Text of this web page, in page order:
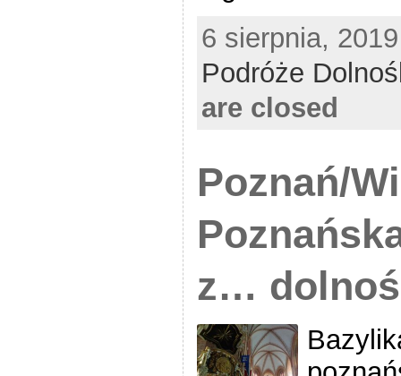
6 sierpnia,
Podróże
are closed
Poznań/
z…